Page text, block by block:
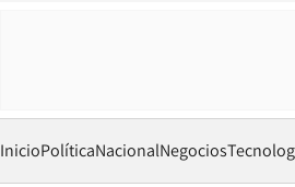
InicioPolíticaNacionalNegocios